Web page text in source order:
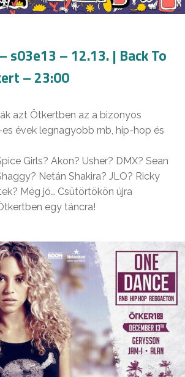
s03e13 – 12.13. | Back To
– 23:00
azt Ötkertben az a bizonyos
évek legnagyobb rnb, hip-hop és
Girls? Akon? Usher? DMX? Sean
Netán Shakira? JLO? Ricky
Még jó… Csütörtökön újra
egy táncra!